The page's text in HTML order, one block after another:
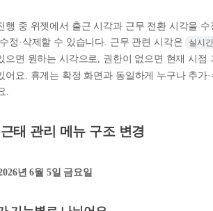
행 중 위젯에서 출근 시각과 근무 전환 시각을 수
정·삭제할 수 있습니다. 근무 관련 시각은
실시
으면 원하는 시각으로, 권한이 없으면 현재 시점
어요. 휴게는 확정 화면과 동일하게 누구나 추가·
.
태 관리 메뉴 구조 변경
년 6월 5일 금요일